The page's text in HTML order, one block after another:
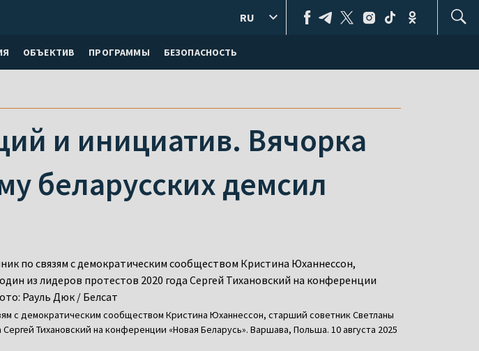
ОБЪЕКТИВ ПРОГРАММЫ БЕЗОПАСНОСТЬ
RU
и инициатив. Вячорка
беларусских демсил
с демократическим сообществом Кристина Юханнессон, старший советник Светланы
Тихановский на конференции «Новая Беларусь». Варшава, Польша. 10 августа 2025